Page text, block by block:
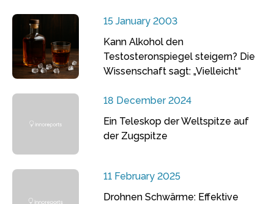
15 January 2003
Kann Alkohol den
Testosteronspiegel steigern? Die
Wissenschaft sagt: „Vielleicht“
18 December 2024
Ein Teleskop der Weltspitze auf
der Zugspitze
11 February 2025
Drohnen Schwärme: Effektive